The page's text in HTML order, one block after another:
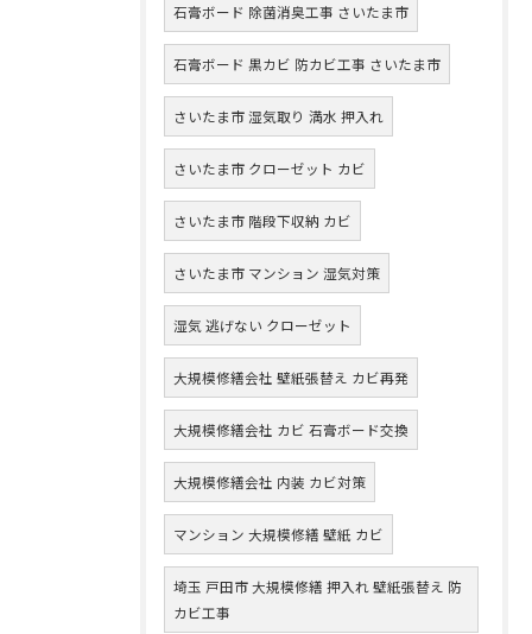
石膏ボード 除菌消臭工事 さいたま市
石膏ボード 黒カビ 防カビ工事 さいたま市
さいたま市 湿気取り 満水 押入れ
さいたま市 クローゼット カビ
さいたま市 階段下収納 カビ
さいたま市 マンション 湿気対策
湿気 逃げない クローゼット
大規模修繕会社 壁紙張替え カビ再発
大規模修繕会社 カビ 石膏ボード交換
大規模修繕会社 内装 カビ対策
マンション 大規模修繕 壁紙 カビ
埼玉 戸田市 大規模修繕 押入れ 壁紙張替え 防
カビ工事